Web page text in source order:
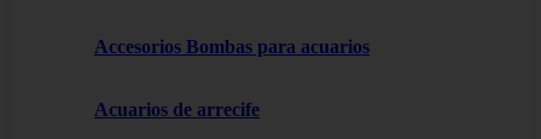
Accesorios Bombas para acuarios
Acuarios de arrecife